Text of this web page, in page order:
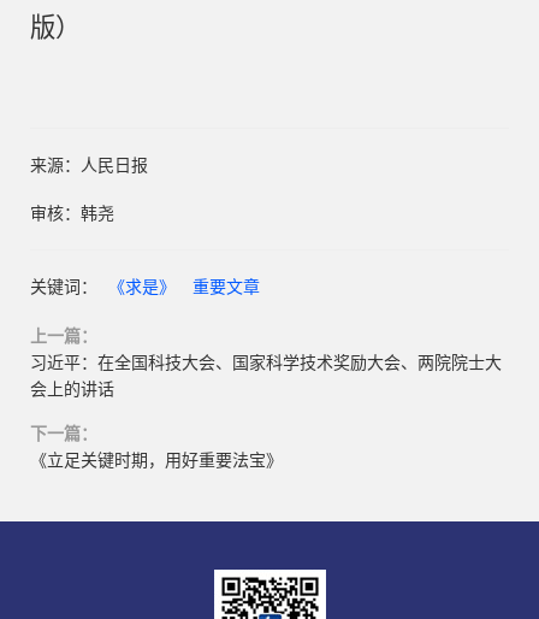
版）
来源：人民日报
审核：韩尧
关键词： 《求是》 重要文章
上一篇：
习近平：在全国科技大会、国家科学技术奖励大会、两院院士大
会上的讲话
下一篇：
《立足关键时期，用好重要法宝》